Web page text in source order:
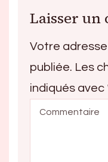
Laisser un
Votre
publiée. Les
indiqués avec